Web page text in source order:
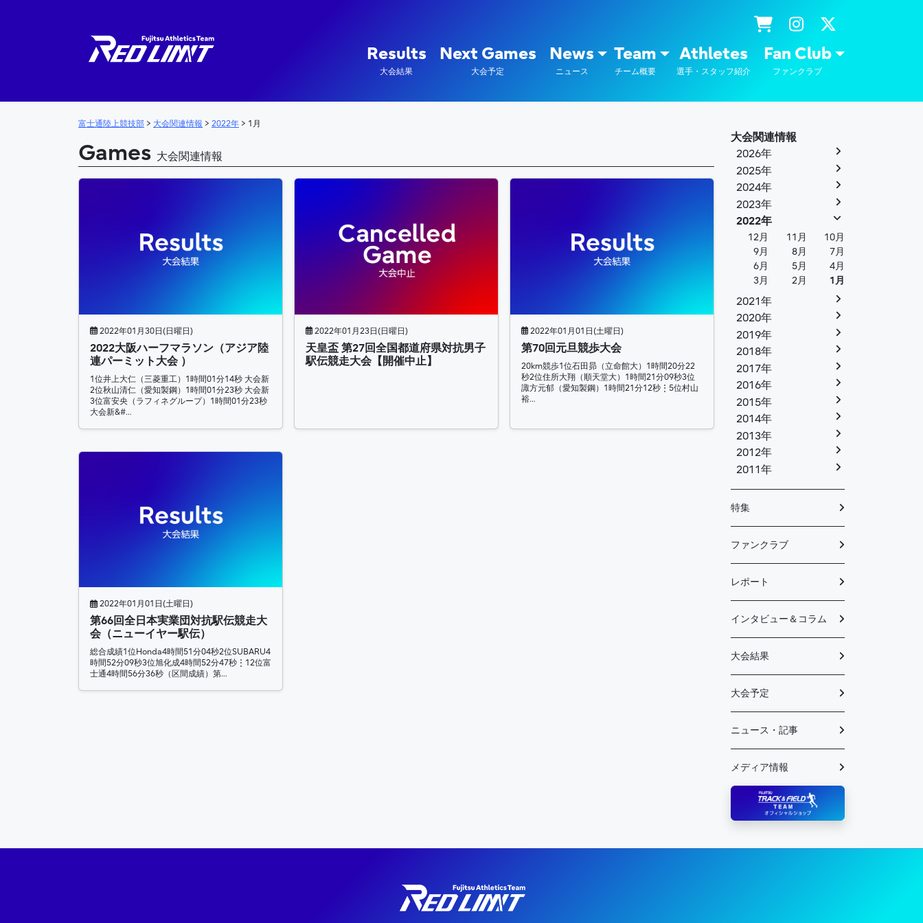
メインナビゲーション
Results
大会結果
Next Games
大会予定
News
ニュース
Team
チーム概要
Athletes
選手・スタッフ紹介
Fan Club
ファンクラブ
富士通陸上競技部 > 大会関連情報 > 2022年 > 1月
Games 大会関連情報
2022年01月30日(日曜日)
2022大阪ハーフマラソン（アジア陸
連パーミット大会 ）
1位井上大仁（三菱重工）1時間01分14秒 大会新
2位秋山清仁（愛知製鋼）1時間01分23秒 大会新
3位富安央（ラフィネグループ）1時間01分23秒
大会新&#…
2022年01月23日(日曜日)
天皇盃 第27回全国都道府県対抗男子
駅伝競走大会【開催中止】
2022年01月01日(土曜日)
第70回元旦競歩大会
20km競歩1位石田昴（立命館大）1時間20分22
秒2位住所大翔（順天堂大）1時間21分09秒3位
諏方元郁（愛知製鋼）1時間21分12秒⋮5位村山
裕…
2022年01月01日(土曜日)
第66回全日本実業団対抗駅伝競走大
会（ニューイヤー駅伝）
総合成績1位Honda4時間51分04秒2位SUBARU4
時間52分09秒3位旭化成4時間52分47秒⋮12位富
士通4時間56分36秒（区間成績）第…
大会関連情報
2026年
2025年
2024年
2023年
2022年
12月 11月
10月
9月
8月
7月
6月
5月
4月
3月
2月 1月
2021年
2020年
2019年
2018年
2017年
2016年
2015年
2014年
2013年
2012年
2011年
特集
ファンクラブ
レポート
インタビュー＆コラム
大会結果
大会予定
ニュース・記事
メディア情報